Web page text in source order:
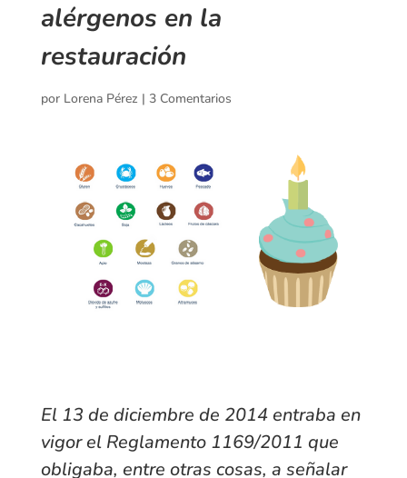
alérgenos en la
restauración
por Lorena Pérez | 3 Comentarios
El 13 de diciembre de 2014 entraba en
vigor el Reglamento 1169/2011 que
obligaba, entre otras cosas, a señalar